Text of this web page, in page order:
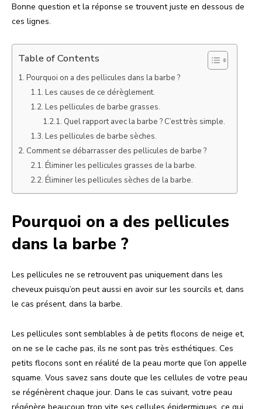
Bonne question et la réponse se trouvent juste en dessous de
ces lignes.
Table of Contents
Pourquoi on a des pellicules dans la barbe ?
Les causes de ce dérèglement.
Les pellicules de barbe grasses.
Quel rapport avec la barbe ? C’est très simple.
Les pellicules de barbe sèches.
Comment se débarrasser des pellicules de barbe ?
Éliminer les pellicules grasses de la barbe.
Éliminer les pellicules sèches de la barbe.
Pourquoi on a des pellicules
dans la barbe ?
Les pellicules ne se retrouvent pas uniquement dans les
cheveux puisqu’on peut aussi en avoir sur les sourcils et, dans
le cas présent, dans la barbe.
Les pellicules sont semblables à de petits flocons de neige et,
on ne se le cache pas, ils ne sont pas très esthétiques. Ces
petits flocons sont en réalité de la peau morte que l’on appelle
squame. Vous savez sans doute que les cellules de votre peau
se régénèrent chaque jour. Dans le cas suivant, votre peau
régénère beaucoup trop vite ses cellules épidermiques, ce qui